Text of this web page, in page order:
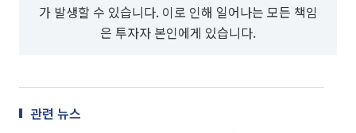
가 발생할 수 있습니다. 이로 인해 일어나는 모든 책임
은 투자자 본인에게 있습니다.
관련 뉴스